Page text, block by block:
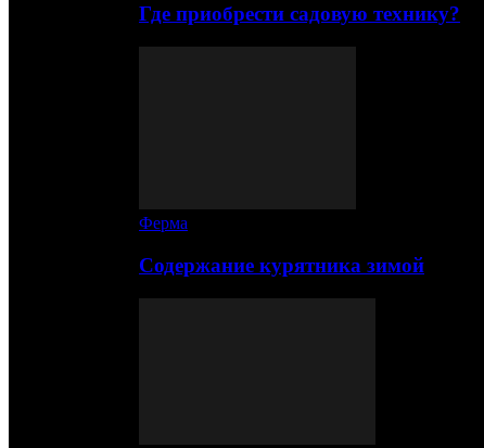
Где приобрести садовую технику?
Ферма
Содержание курятника зимой